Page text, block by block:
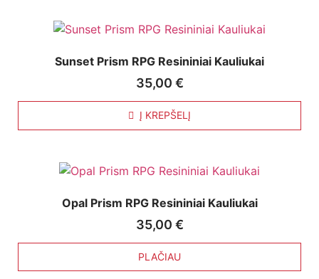
Sunset Prism RPG Resininiai Kauliukai
35,00 €
Į KREPŠELĮ
Opal Prism RPG Resininiai Kauliukai
35,00 €
PLAČIAU